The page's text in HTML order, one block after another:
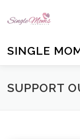
content
SINGLE
HOME PROFILE
SUPPORT